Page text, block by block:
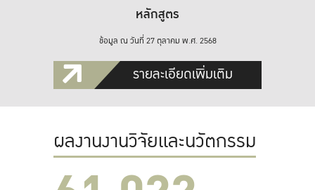
หลักสูตร
ข้อมูล ณ วันที่ 27 ตุลาคม พ.ศ. 2568
รายละเอียดเพิ่มเติม
ผลงานงานวิจัยและนวัตกรรม